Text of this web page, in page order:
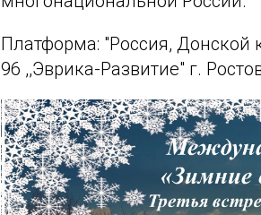
Платформа: "Россия,
96 ,,Эврика-Развитие" г.